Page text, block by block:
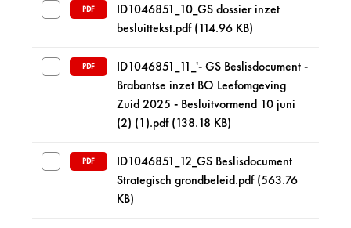
PDF
ID1046851_10_GS dossier inzet
besluittekst.pdf (114.96 KB)
PDF
ID1046851_11_'- GS Beslisdocument -
Brabantse inzet BO Leefomgeving
Zuid 2025 - Besluitvormend 10 juni
(2) (1).pdf (138.18 KB)
PDF
ID1046851_12_GS Beslisdocument
Strategisch grondbeleid.pdf (563.76
KB)